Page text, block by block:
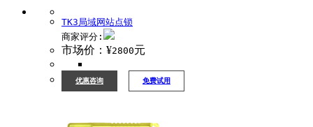
TK3局域网站点锁
商家评分:
市场价：¥2800元
优惠咨询 免费试用